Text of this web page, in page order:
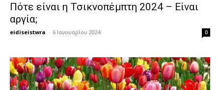
Πότε είναι η Τσικνοπέμπτη 2024 – Είναι
αργία;
eidiseistwra - 6 Ιανουαρίου 2024 0